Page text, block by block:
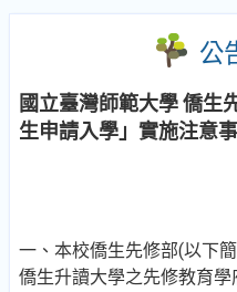
公
國立臺灣師範大學 僑生
生申請入學」實施注意
一、本校僑生先修部(以下
僑生升讀大學之先修教育